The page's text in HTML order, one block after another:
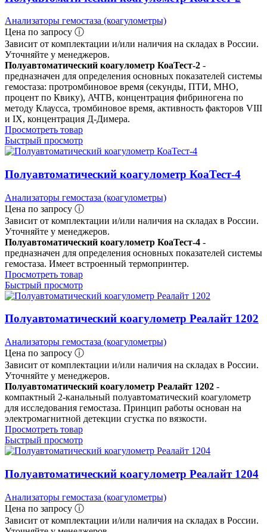
Анализаторы гемостаза (коагулометры)
Цена по запросу ⓘ
Зависит от комплектации и/или наличия на складах в России.
Уточняйте у менеджеров.
Полуавтоматический коагулометр КоаТест-2 -
предназначен для определения основных показателей системы
гемостаза: протромбиновое время (секунды, ПТИ, МНО,
процент по Квику), АЧТВ, концентрация фибриногена по
методу Клаусса, тромбиновое время, активность факторов VIII
и IX, концентрация Д-Димера.
Просмотреть товар
Быстрый просмотр
Полуавтоматический коагулометр КоаТест-4
Анализаторы гемостаза (коагулометры)
Цена по запросу ⓘ
Зависит от комплектации и/или наличия на складах в России.
Уточняйте у менеджеров.
Полуавтоматический коагулометр КоаТест-4 -
предназначен для определения основных показателей системы
гемостаза. Имеет встроенный термопринтер.
Просмотреть товар
Быстрый просмотр
Полуавтоматический коагулометр Реалайт 1202
Анализаторы гемостаза (коагулометры)
Цена по запросу ⓘ
Зависит от комплектации и/или наличия на складах в России.
Уточняйте у менеджеров.
Полуавтоматический коагулометр Реалайт 1202 -
компактный 2-канальный полуавтоматический коагулометр
для исследования гемостаза. Принцип работы основан на
электромагнитной детекции сгустка по вязкости.
Просмотреть товар
Быстрый просмотр
Полуавтоматический коагулометр Реалайт 1204
Анализаторы гемостаза (коагулометры)
Цена по запросу ⓘ
Зависит от комплектации и/или наличия на складах в России.